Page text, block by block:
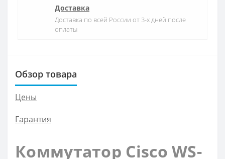
Доставка
Доставка по всей России от 3-х дней после
оплаты
Обзор товара
Цены
Гарантия
Коммутатор Cisco WS-